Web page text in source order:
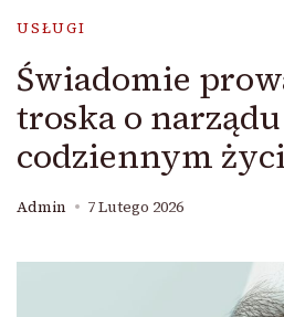
USŁUGI
Świadomie
troska o
codziennym
Admin 7 Lutego 2026